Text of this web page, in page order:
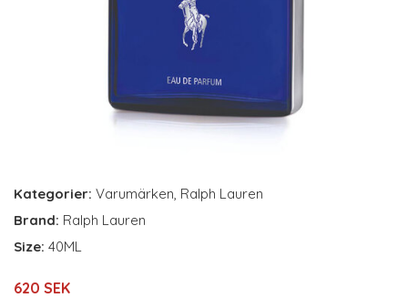
Kategorier: Varumärken, Ralph Lauren
Brand: Ralph Lauren
Size: 40ML
620 SEK